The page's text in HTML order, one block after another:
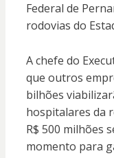
Federal de
rodovias do
A chefe do
que outros
bilhões
hospitalares da
R$ 500 milhões
momento para